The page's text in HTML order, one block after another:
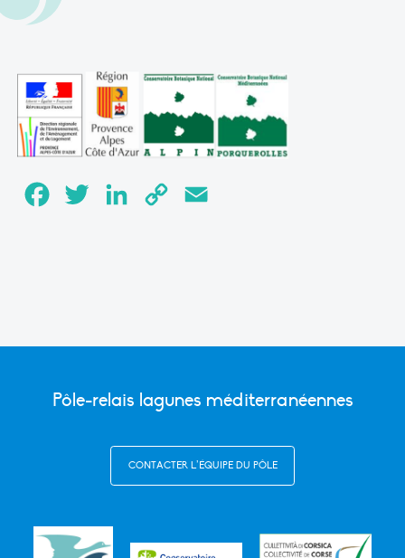
FacebookTwitter LinkedInCopy
Pôle-relais lagunes méditerranéennes
CONTACTER L’ÉQUIPE DU PÔLE